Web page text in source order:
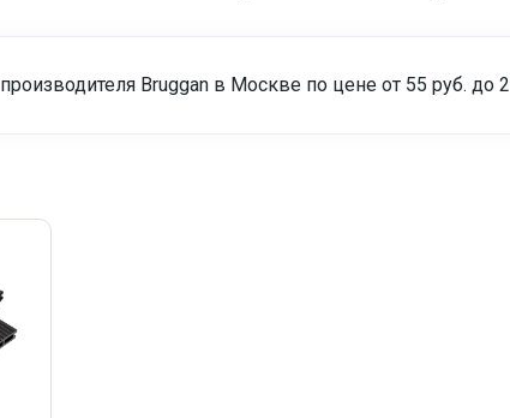
Bruggan в Москве по цене от 55 руб. до